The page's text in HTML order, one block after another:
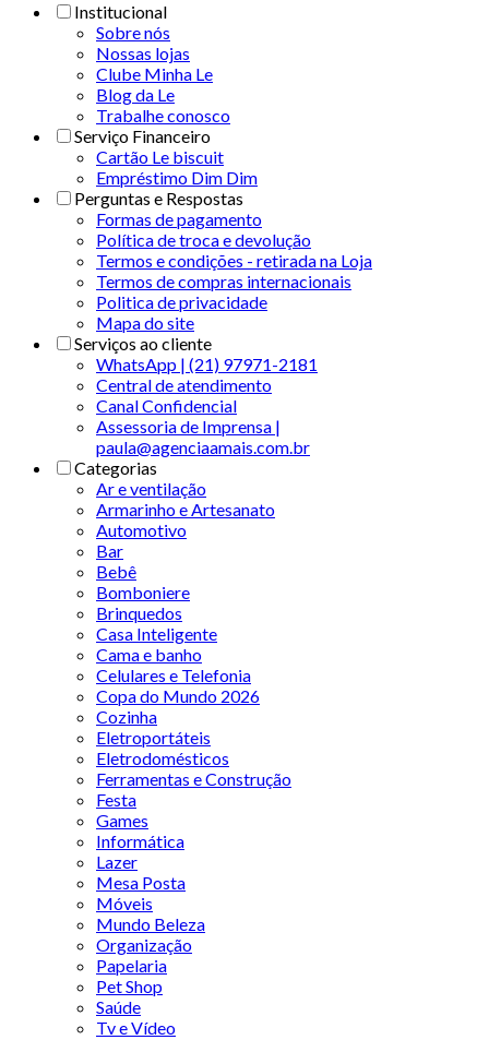
Institucional
Sobre nós
Nossas lojas
Clube Minha Le
Blog da Le
Trabalhe conosco
Serviço Financeiro
Cartão Le biscuit
Empréstimo Dim Dim
Perguntas e Respostas
Formas de pagamento
Política de troca e devolução
Termos e condições - retirada na Loja
Termos de compras internacionais
Politica de privacidade
Mapa do site
Serviços ao cliente
WhatsApp | (21) 97971-2181
Central de atendimento
Canal Confidencial
Assessoria de Imprensa |
paula@agenciaamais.com.br
Categorias
Ar e ventilação
Armarinho e Artesanato
Automotivo
Bar
Bebê
Bomboniere
Brinquedos
Casa Inteligente
Cama e banho
Celulares e Telefonia
Copa do Mundo 2026
Cozinha
Eletroportáteis
Eletrodomésticos
Ferramentas e Construção
Festa
Games
Informática
Lazer
Mesa Posta
Móveis
Mundo Beleza
Organização
Papelaria
Pet Shop
Saúde
Tv e Vídeo